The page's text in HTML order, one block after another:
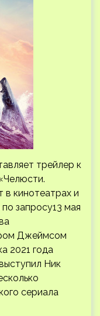
трейлер к
в кинотеатрах и
запросу13 мая
Джеймсом
2021 года
Ник
сериала